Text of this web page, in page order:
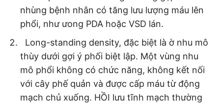
nhùng bệnh nhân có tăng lưu lượng máu lên
phổi, như ưong PDA hoặc VSD lán.
Long-standing density, đặc biệt là ờ nhu mô
thùy dưới gợi ý phối biệt lập. Một vùng nhu
mô phổi không có chức năng, không kết nối
với cây phế quản và được cấp máu từ động
mạch chủ xuống. HỒI lưu tĩnh mạch thường